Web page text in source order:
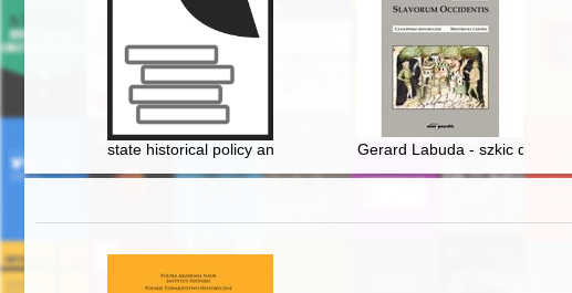
state historical policy and the default religious heritage in Poland
Gerard Labuda - szkic do